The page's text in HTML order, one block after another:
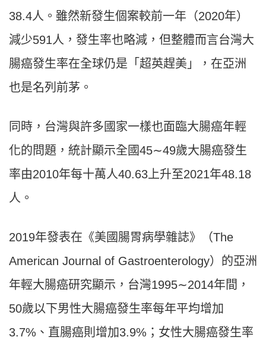
38.4人。雖然新發生個案較前一年（2020年）
減少591人，發生率也略減，但整體而言台灣大
腸癌發生率在全球仍是「超英趕美」，在亞洲
也是名列前茅。
同時，台灣與許多國家一樣也面臨大腸癌年輕
化的問題，統計顯示全國45∼49歲大腸癌發生
率由2010年每十萬人40.63上升至2021年48.18
人。
2019年發表在《美國腸胃病學雜誌》（The
American Journal of Gastroenterology）的亞洲
年輕大腸癌研究顯示，台灣1995∼2014年間，
50歲以下男性大腸癌發生率每年平均增加
3.7%、直腸癌則增加3.9%；女性大腸癌發生率